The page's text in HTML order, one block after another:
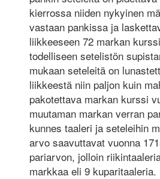
kierrossa niiden nykyinen
vastaan pankissa ja
liikkeeseen 72 markan
todelliseen setelistön
mukaan seteleitä on
liikkeestä niin paljon kuin
pakotettava markan kurssi
muutaman markan verran
kunnes taaleri ja seteleihin
arvo saavuttavat vuonna
pariarvon, jolloin
markkaa eli 9 kuparitaaleria.